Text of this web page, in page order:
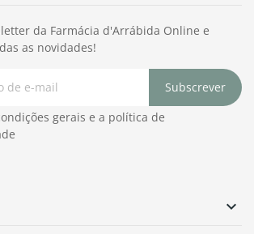

da Farmácia d'Arrábida Online e
as novidades!
Subscrever
gerais e a política de